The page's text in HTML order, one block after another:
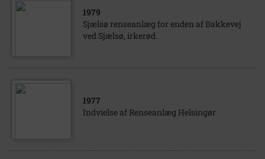
1979
Sjælsø renseanlæg for enden af Bakkevej
ved Sjælsø, irkerød.
1977
Indvielse af Renseanlæg Helsingør